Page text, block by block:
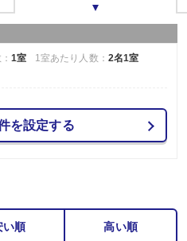
：1室 1室あたり人数： 2名1室
を設定する
い順 高い順